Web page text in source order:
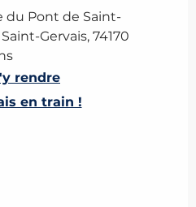
du Pont de Saint-
Gervais, 74170
rendre
en train !